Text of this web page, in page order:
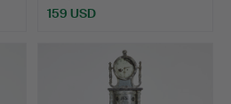
159 USD